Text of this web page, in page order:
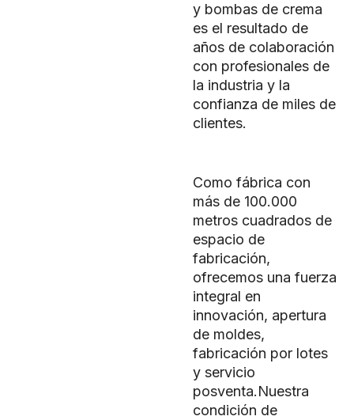
y bombas de crema
es el resultado de
años de colaboración
con profesionales de
la industria y la
confianza de miles de
clientes.
Como fábrica con
más de 100.000
metros cuadrados de
espacio de
fabricación,
ofrecemos una fuerza
integral en
innovación, apertura
de moldes,
fabricación por lotes
y servicio
posventa.Nuestra
condición de